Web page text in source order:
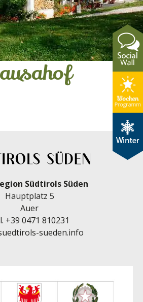
Südtirols Süden
Hauptplatz 5
Auer
+39 0471 810231
sueden.info